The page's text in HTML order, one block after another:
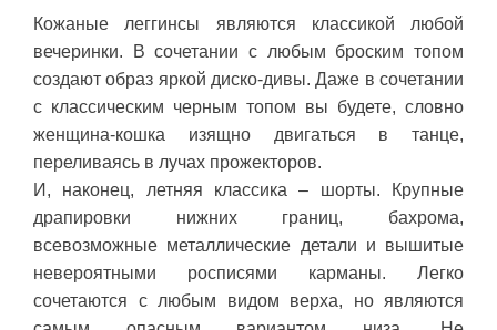
Кожаные леггинсы являются классикой любой
вечеринки. В сочетании с любым броским топом
создают образ яркой диско-дивы. Даже в сочетании
с классическим черным топом вы будете, словно
женщина-кошка изящно двигаться в танце,
переливаясь в лучах прожекторов.
И, наконец, летняя классика – шорты. Крупные
драпировки нижних границ, бахрома,
всевозможные металлические детали и вышитые
невероятными росписями карманы. Легко
сочетаются с любым видом верха, но являются